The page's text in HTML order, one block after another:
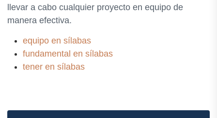
llevar a cabo cualquier proyecto en equipo de
manera efectiva.
equipo en sílabas
fundamental en sílabas
tener en sílabas